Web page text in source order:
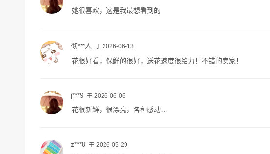
她很喜欢，这是我最想看到的
彻***人 于 2026-06-13
花很好看，保鲜的很好，送花速度很给力！不错的卖家！
j***9 于 2026-06-06
花很新鲜，很漂亮，各种感动…
z***8 于 2026-05-29